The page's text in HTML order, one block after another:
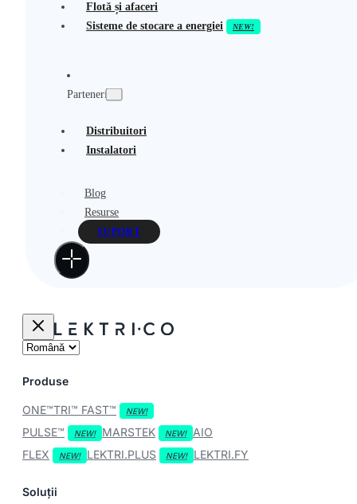
Flotă și afaceri
Sisteme de stocare a energiei
Parteneri
Distribuitori
Instalatori
Blog
Resurse
SUPORT
Produse
ONE™TRI™ FAST™
PULSE™
MARSTEK
AIO
FLEX
LEKTRI.PLUS LEKTRI.FY
Soluții